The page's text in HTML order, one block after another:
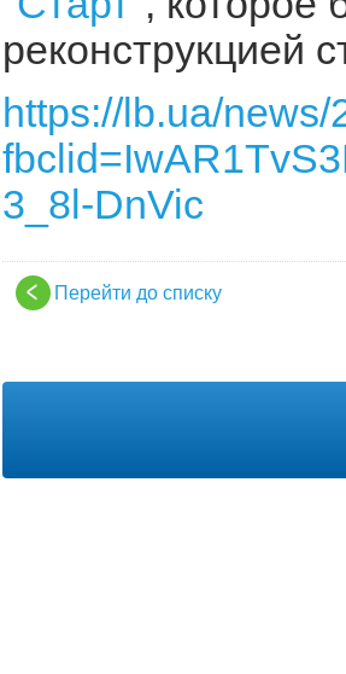
реконструкцией
https://lb.ua/
3_8l-DnVic
Перейти до списку